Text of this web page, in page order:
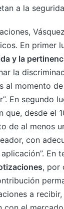
a la
En primer
y la
la
al momento
En segundo
que, desde el
de al menos
con
En
, por
a